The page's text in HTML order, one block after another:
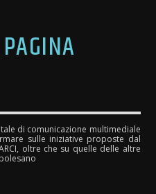
di comunicazione multimediale
sulle iniziative proposte dal
oltre che su quelle delle altre